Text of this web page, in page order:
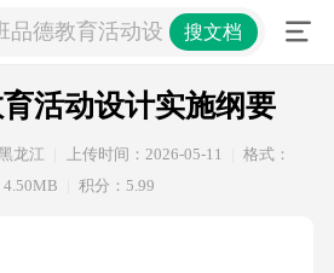
品德教育活动设计实施纲要
搜文档
活动设计实施纲要
龙江 上传时间：2026-05-11
格式：
4.50MB 积分：5.99